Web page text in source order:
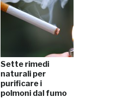
Sette rimedi
naturali per
purificare i
polmoni dal fumo